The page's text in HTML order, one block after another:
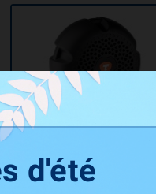
Active Sound System
d'été